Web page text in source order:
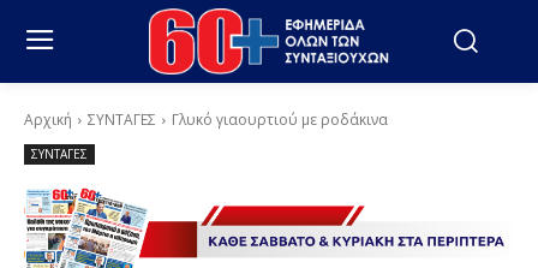
Αρχική ΣΥΝΤΑΓΕΣ Γλυκό γιαουρτιού με ροδάκινα
ΣΥΝΤΑΓΕΣ